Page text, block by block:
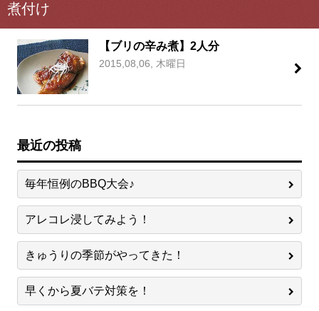
煮付け
【ブリの辛み煮】2人分
2015,08,06, 木曜日
最近の投稿
毎年恒例のBBQ大会♪
アレコレ浸してみよう！
きゅうりの季節がやってきた！
早くから夏バテ対策を！